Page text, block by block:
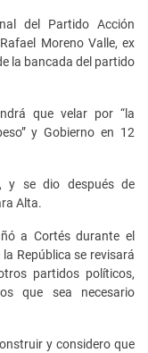
del Partido Acción
Moreno Valle, ex
la bancada del partido
que velar por “la
y Gobierno en 12
y se dio después de
Alta.
a Cortés durante el
República se revisará
partidos políticos,
que sea necesario
y considero que